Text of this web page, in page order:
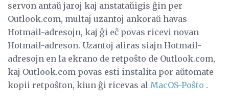
servon antaŭ jaroj kaj anstataŭigis ĝin per
Outlook.com, multaj uzantoj ankoraŭ havas
Hotmail-adresojn, kaj ĝi eĉ povas ricevi novan
Hotmail-adreson. Uzantoj aliras siajn Hotmail-
adresojn en la ekrano de retpoŝto de Outlook.com,
kaj Outlook.com povas esti instalita por aŭtomate
kopii retpoŝton, kiun ĝi ricevas al MacOS-Poŝto .